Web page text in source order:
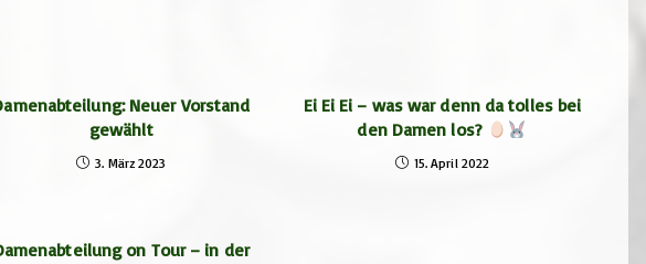
Neuer Vorstand
gewählt
3. März 2023
Ei Ei Ei – was war denn da tolles bei
den Damen los?
15. April 2022
on Tour – in der